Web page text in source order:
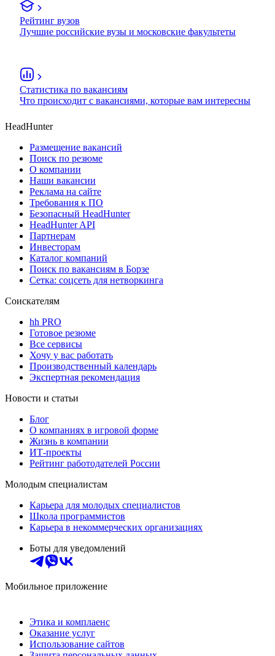
Рейтинг вузов
Лучшие российские вузы и московские факультеты
Статистика по вакансиям
Что происходит с вакансиями, которые вам интересны
HeadHunter
Размещение вакансий
Поиск по резюме
О компании
Наши вакансии
Реклама на сайте
Требования к ПО
Безопасный HeadHunter
HeadHunter API
Партнерам
Инвесторам
Каталог компаний
Поиск по вакансиям в Борзе
Сетка: соцсеть для нетворкинга
Соискателям
hh PRO
Готовое резюме
Все сервисы
Хочу у вас работать
Производственный календарь
Экспертная рекомендация
Новости и статьи
Блог
О компаниях в игровой форме
Жизнь в компании
ИТ-проекты
Рейтинг работодателей России
Молодым специалистам
Карьера для молодых специалистов
Школа программистов
Карьера в некоммерческих организациях
Боты для уведомлений
Мобильное приложение
Этика и комплаенс
Оказание услуг
Использование сайтов